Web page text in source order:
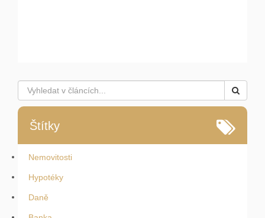
Štítky
Nemovitosti
Hypotéky
Daně